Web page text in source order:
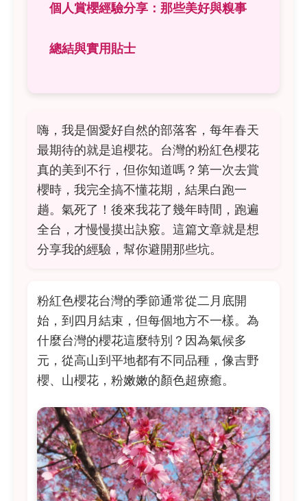
個人賞櫻經驗分享：那些美好與糗事
總結與實用貼士
嗨，我是個愛好自然的部落客，每年春天
最期待的就是追櫻花。台灣的粉紅色櫻花
真的美到不行，但你知道嗎？第一次去賞
櫻時，我完全搞不懂花期，結果白跑一
趟。氣死了！後來我花了幾年時間，跑遍
全台，才慢慢摸出訣竅。這篇文章就是想
分享我的經驗，幫你避開那些坑。
粉紅色櫻花台灣的季節通常從二月底開
始，到四月結束，但每個地方不一樣。為
什麼台灣的櫻花這麼特別？因為氣候多
元，從高山到平地都有不同品種，像吉野
櫻、山櫻花，粉嫩嫩的顏色超療癒。